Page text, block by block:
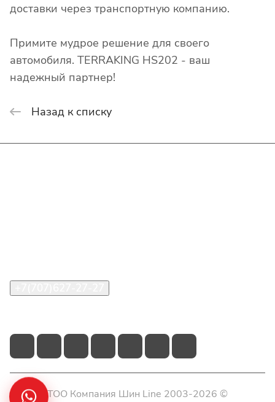
доставки через транспортную компанию.
Примите мудрое решение для своего
автомобиля. TERRAKING HS202 - ваш
надежный партнер!
Назад к списку
© 2026 ТОО Компания Шин Line 2003-2026 ©